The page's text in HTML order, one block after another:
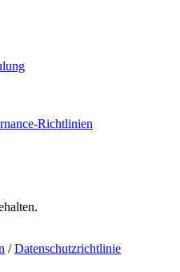
Richtlinien
/ Datenschutzrichtlinie